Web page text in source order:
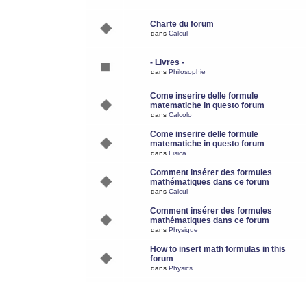
Charte du forum
dans Calcul
- Livres -
dans Philosophie
Come inserire delle formule
matematiche in questo forum
dans Calcolo
Come inserire delle formule
matematiche in questo forum
dans Fisica
Comment insérer des formules
mathématiques dans ce forum
dans Calcul
Comment insérer des formules
mathématiques dans ce forum
dans Physique
How to insert math formulas in this
forum
dans Physics